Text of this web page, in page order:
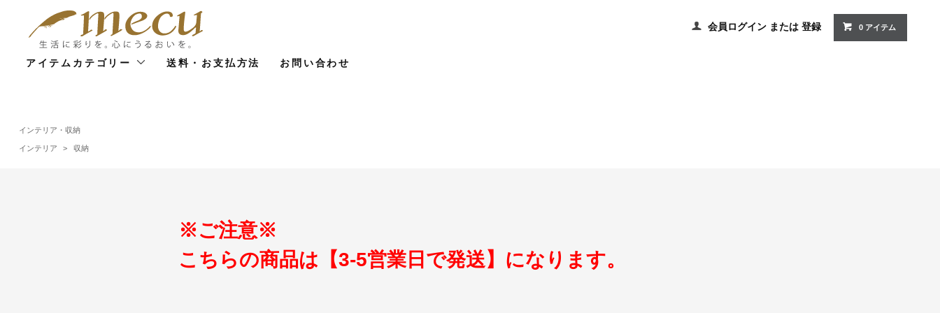
会員ログイン または登録 0 アイテム
アイテムカテゴリー 送料・お支払方法 お問い合わせ
インテリア・収納
インテリア > 収納
※ご注意※
こちらの商品は【3-5営業日で発送】になります。